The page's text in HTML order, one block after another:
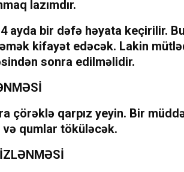
lazımdır.
ayda bir dəfə həyata keçirilir.
kifayət edəcək. Lakin
sonra edilməlidir.
çörəklə qarpız yeyin. Bir
qumlar töküləcək.